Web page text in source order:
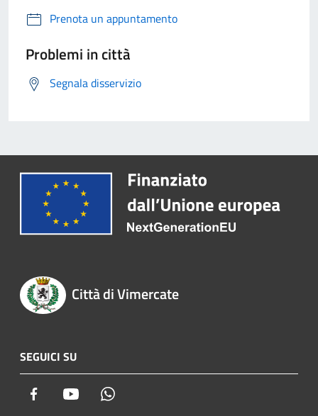
Prenota un appuntamento
Problemi in città
Segnala disservizio
Città di Vimercate
SEGUICI SU
Facebook Youtube